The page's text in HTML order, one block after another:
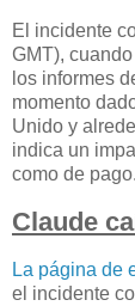
El incidente
GMT),
los informes
momento
Unido y
indica un
como de pago.
Claude
La página de
el incidente